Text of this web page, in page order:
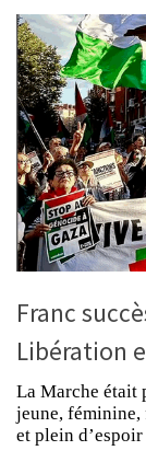
Franc
Libération
La Marche était
jeune,
et plein d’espoir